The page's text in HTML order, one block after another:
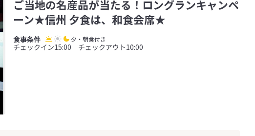
ご当地の名産品が当たる！ロングランキャンペ
ーン★信州 夕食は、和食会席★
夕・朝食付き
チェックイン15:00 チェックアウト10:00